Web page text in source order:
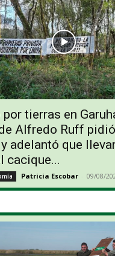
tierras en
Alfredo Ruff
adelantó que
cacique...
Patricia Escobar - 09/08/